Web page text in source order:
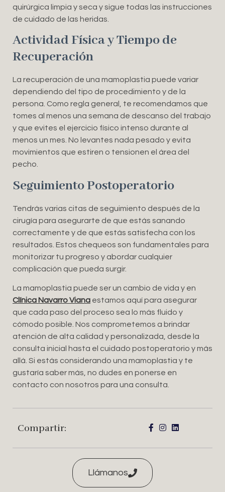
quirúrgica limpia y seca y sigue todas las instrucciones
de cuidado de las heridas.
Actividad Física y Tiempo de
Recuperación
La recuperación de una mamoplastia puede variar
dependiendo del tipo de procedimiento y de la
persona. Como regla general, te recomendamos que
tomes al menos una semana de descanso del trabajo
y que evites el ejercicio físico intenso durante al
menos un mes. No levantes nada pesado y evita
movimientos que estiren o tensionen el área del
pecho.
Seguimiento Postoperatorio
Tendrás varias citas de seguimiento después de la
cirugía para asegurarte de que estás sanando
correctamente y de que estás satisfecha con los
resultados. Estos chequeos son fundamentales para
monitorizar tu progreso y abordar cualquier
complicación que pueda surgir.
La mamoplastia puede ser un cambio de vida y en
Clínica Navarro Viana estamos aquí para asegurar
que cada paso del proceso sea lo más fluido y
cómodo posible. Nos comprometemos a brindar
atención de alta calidad y personalizada, desde la
consulta inicial hasta el cuidado postoperatorio y más
allá. Si estás considerando una mamoplastia y te
gustaría saber más, no dudes en ponerse en
contacto con nosotros para una consulta.
Compartir:
Llámanos